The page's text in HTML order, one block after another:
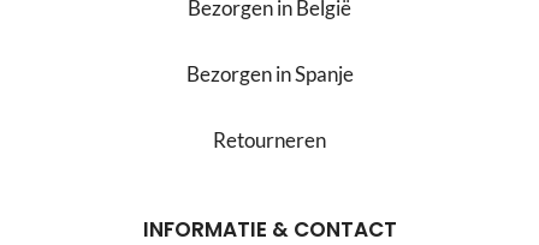
Bezorgen in België
Bezorgen in Spanje
Retourneren
INFORMATIE & CONTACT